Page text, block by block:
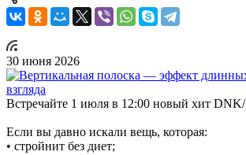
30 июня 2026
Встречайте 1 июля в 12:00 новый хит DNK/
Если вы давно искали вещь, которая:
• стройнит без диет;